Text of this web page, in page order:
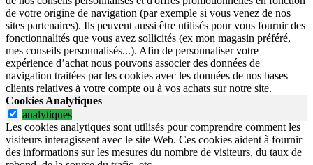
de votre origine de navigation (par exemple si vous venez de nos
sites partenaires). Ils peuvent aussi être utilisés pour vous fournir des
fonctionnalités que vous avez sollicités (ex mon magasin préféré,
mes conseils personnalisés...). Afin de personnaliser votre
expérience d’achat nous pouvons associer des données de
navigation traitées par les cookies avec les données de nos bases
clients relatives à votre compte ou à vos achats sur notre site.
Cookies Analytiques
analytiques
Les cookies analytiques sont utilisés pour comprendre comment les
visiteurs interagissent avec le site Web. Ces cookies aident à fournir
des informations sur les mesures du nombre de visiteurs, du taux de